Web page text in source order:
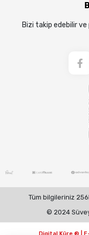
Bizi takip edebilir ve
Tüm bilgileriniz
© 2024